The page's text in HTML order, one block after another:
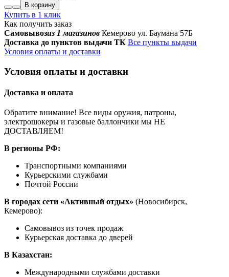
В корзину
Купить в 1 клик
Как получить заказ
Самовывозиз 1 магазинов Кемерово ул. Баумана 57Б
Доставка до пунктов выдачи ТК Все пункты выдачи
Условия оплаты и доставки
Условия оплаты и доставки
Доставка и оплата
Обратите внимание! Все виды оружия, патроны,
электрошокеры и газовые баллончики мы НЕ
ДОСТАВЛЯЕМ!
В регионы РФ:
Транспортными компаниями
Курьерскими службами
Почтой России
В городах сети «Активный отдых» (Новосибирск,
Кемерово):
Самовывоз из точек продаж
Курьерская доставка до дверей
В Казахстан:
Международными службами доставки